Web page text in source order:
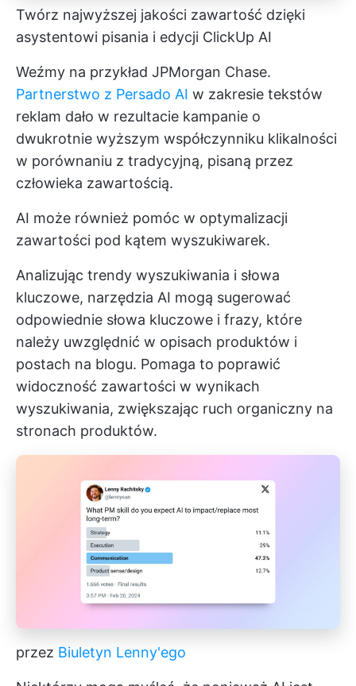
Twórz najwyższej jakości zawartość dzięki
asystentowi pisania i edycji ClickUp AI
Weźmy na przykład JPMorgan Chase.
Partnerstwo z Persado AI w zakresie tekstów
reklam dało w rezultacie kampanie o
dwukrotnie wyższym współczynniku klikalności
w porównaniu z tradycyjną, pisaną przez
człowieka zawartością.
AI może również pomóc w optymalizacji
zawartości pod kątem wyszukiwarek.
Analizując trendy wyszukiwania i słowa
kluczowe, narzędzia AI mogą sugerować
odpowiednie słowa kluczowe i frazy, które
należy uwzględnić w opisach produktów i
postach na blogu. Pomaga to poprawić
widoczność zawartości w wynikach
wyszukiwania, zwiększając ruch organiczny na
stronach produktów.
przez Biuletyn Lenny'ego